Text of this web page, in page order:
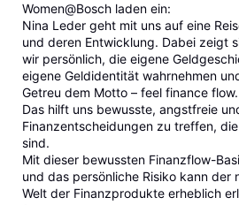
Women@Bosch laden ein:
Nina Leder geht mit uns auf eine
und deren Entwicklung. Dabei zeigt
wir persönlich, die eigene
eigene Geldidentität wahrnehmen
Getreu dem Motto – feel finance flow.
Das hilft uns bewusste, angstfreie
Finanzentscheidungen zu treffen,
sind.
Mit dieser bewussten Finanzflow-
und das persönliche Risiko kann der
Welt der Finanzprodukte erheblich